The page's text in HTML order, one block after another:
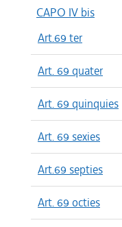
CAPO IV bis
Art.69 ter
Art. 69 quater
Art. 69 quinquies
Art. 69 sexies
Art.69 septies
Art. 69 octies